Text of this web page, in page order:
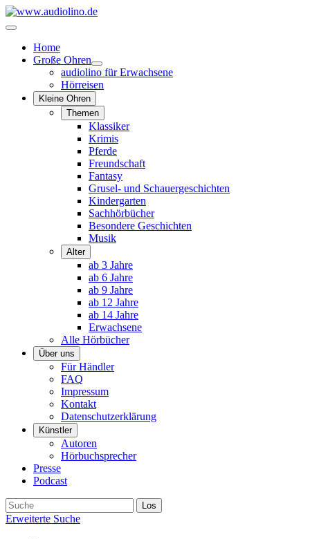
Home
Große Ohren
audiolino für Erwachsene
Hörreisen
Kleine Ohren
Themen
Klassiker
Krimis
Pferde
Freundschaft
Fantasy
Grusel- und Schauergeschichten
Kindergarten
Sachhörbücher
Besondere Geschichten
Musik
Alter
ab 3 Jahre
ab 6 Jahre
ab 9 Jahre
ab 12 Jahre
ab 14 Jahre
Erwachsene
Alle Hörbücher
Über uns
Für Händler
FAQ
Impressum
Kontakt
Datenschutzerklärung
Künstler
Autoren
Hörbuchsprecher
Presse
Podcast
Erweiterte Suche